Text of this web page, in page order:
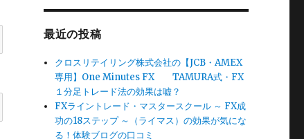
最近の投稿
クロスリテイリング株式会社の【JCB・AMEX
専用】One Minutes FX TAMURA式・FX
１分足トレード法の効果は嘘？
FXライントレード・マスタースクール ～ FX成
功の18ステップ ～（ライマス）の効果が気にな
る！体験ブログの口コミ